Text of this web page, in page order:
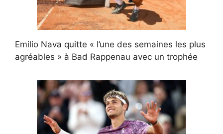
Emilio Nava quitte « l’une des semaines les plus
agréables » à Bad Rappenau avec un trophée